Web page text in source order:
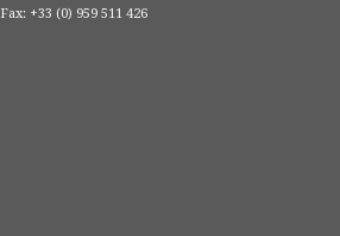
Fax: +33 (0) 959 511 426